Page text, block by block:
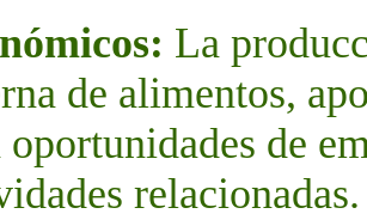
La
de alimentos,
oportunidades de
relacionadas.